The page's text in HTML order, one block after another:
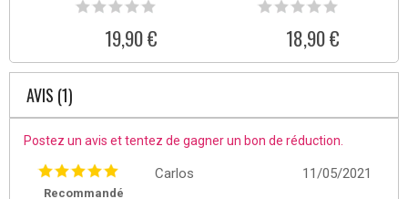
19,90 € 18,90 €
AVIS (1)
Postez un avis et tentez de gagner un bon de réduction.
11/05/2021
Carlos
Recommandé